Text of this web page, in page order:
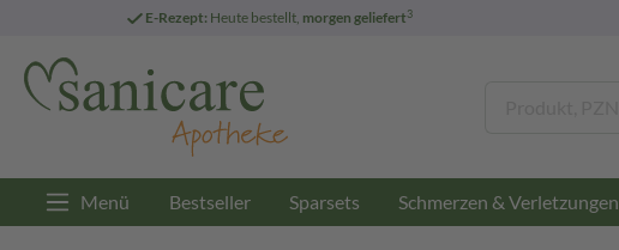
E-Rezept: Heute bestellt, morgen geliefert3
Menü Bestseller Sparsets Schmerzen & Verletzungen